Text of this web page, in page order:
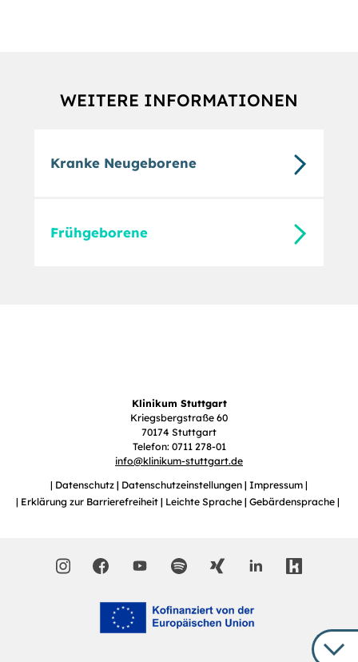
WEITERE INFORMATIONEN
Kranke Neugeborene
Frühgeborene
Klinikum Stuttgart
Kriegsbergstraße 60
70174 Stuttgart
Telefon: 0711 278-01
info@klinikum-stuttgart.de
Datenschutz
Datenschutzeinstellungen Impressum
Erklärung zur Barrierefreiheit
Leichte Sprache Gebärdensprache